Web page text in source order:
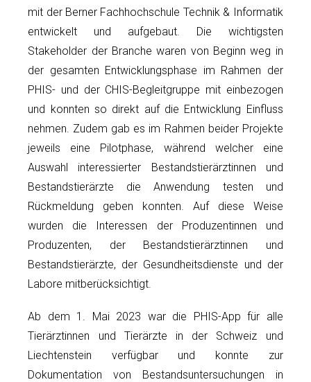
mit der Berner Fachhochschule Technik & Informatik
entwickelt und aufgebaut. Die wichtigsten
Stakeholder der Branche waren von Beginn weg in
der gesamten Entwicklungsphase im Rahmen der
PHIS- und der CHIS-Begleitgruppe mit einbezogen
und konnten so direkt auf die Entwicklung Einfluss
nehmen. Zudem gab es im Rahmen beider Projekte
jeweils eine Pilotphase, während welcher eine
Auswahl interessierter Bestandstierärztinnen und
Bestandstierärzte die Anwendung testen und
Rückmeldung geben konnten. Auf diese Weise
wurden die Interessen der Produzentinnen und
Produzenten, der Bestandstierärztinnen und
Bestandstierärzte, der Gesundheitsdienste und der
Labore mitberücksichtigt.
Ab dem 1. Mai 2023 war die PHIS-App für alle
Tierärztinnen und Tierärzte in der Schweiz und
Liechtenstein verfügbar und konnte zur
Dokumentation von Bestandsuntersuchungen in